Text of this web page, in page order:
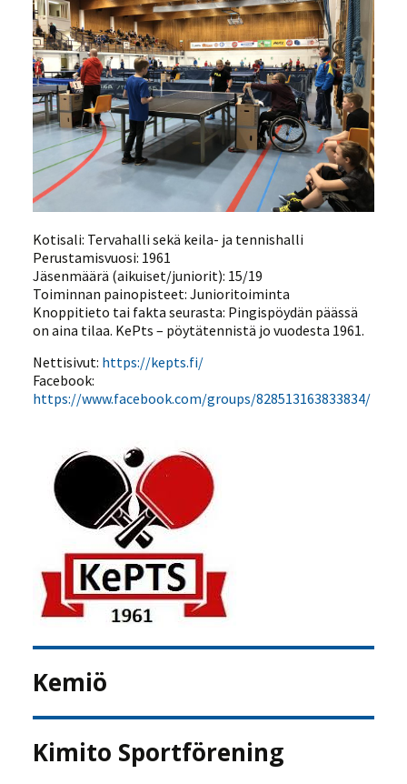
Kotisali: Tervahalli sekä keila- ja tennishalli
Perustamisvuosi: 1961
Jäsenmäärä (aikuiset/juniorit): 15/19
Toiminnan painopisteet: Junioritoiminta
Knoppitieto tai fakta seurasta: Pingispöydän päässä
on aina tilaa. KePts – pöytätennistä jo vuodesta 1961.
Nettisivut: https://kepts.fi/
Facebook:
https://www.facebook.com/groups/828513163833834/
Kemiö
Kimito Sportförening